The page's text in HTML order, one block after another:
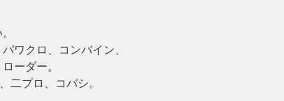
ワクロ、コンバイン、
ーダー。
二プロ、コバシ。